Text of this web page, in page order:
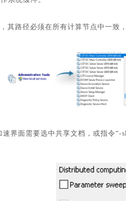
其路径必须在所有计算节点中一致
速界面需要选中共享文档，或指令“-